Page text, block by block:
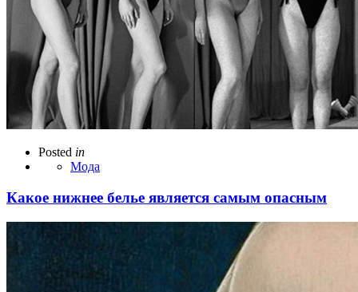
Posted in
Мода
Какое нижнее белье является самым опасным